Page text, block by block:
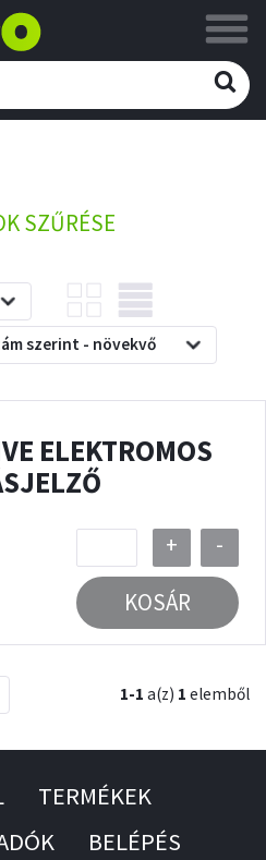
SZŰRÉSE
szerint - növekvő
ELEKTROMOS
+
-
KOSÁR
1-1 a(z) 1 elemből
TERMÉKEK
BELÉPÉS